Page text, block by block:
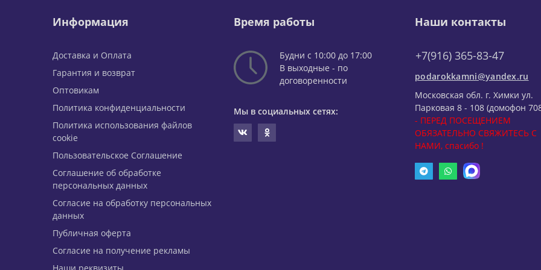
Информация
Доставка и Оплата
Гарантия и возврат
Оптовикам
Политика конфиденциальности
Политика использования файлов
cookie
Пользовательское Соглашение
Соглашение об обработке
персональных данных
Согласие на обработку персональных
данных
Публичная оферта
Согласие на получение рекламы
Наши реквизиты
Время работы
Будни с 10:00 до 17:00
В выходные - по
договоренности
Мы в социальных сетях:
Наши контакты
+7(916) 365-83-47
podarokkamni@yandex.ru
Московская обл. г. Химки ул.
Парковая 8 - 108 (домофон
- ПЕРЕД ПОСЕЩЕНИЕМ
ОБЯЗАТЕЛЬНО СВЯЖИТЕСЬ С
НАМИ, спасибо !